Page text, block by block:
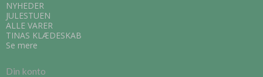
NYHEDER
JULESTUEN
ALLE VARER
TINAS KLÆDESKAB
Se mere
Din konto